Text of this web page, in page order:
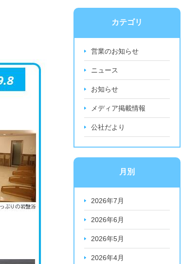
カテゴリ
営業のお知らせ
ニュース
お知らせ
メディア掲載情報
公社だより
月別
2026年7月
2026年6月
2026年5月
2026年4月